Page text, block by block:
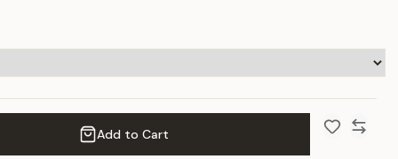
Add to Cart